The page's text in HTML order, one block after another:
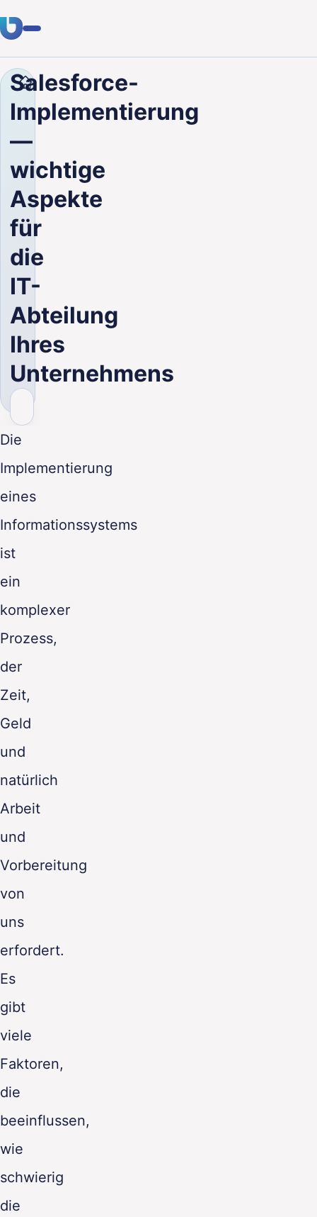
Fachwissen
Kunden
Über uns
Karriere
Unternehmen Blog
Salesforce-
Implementierung
—
wichtige
Aspekte
für
die
IT-
Abteilung
Ihres
Unternehmens
Die
Implementierung
eines
Informationssystems
ist
ein
komplexer
Prozess,
der
Zeit,
Geld
und
natürlich
Arbeit
und
Vorbereitung
von
uns
erfordert.
Es
gibt
viele
Faktoren,
die
beeinflussen,
wie
schwierig
die